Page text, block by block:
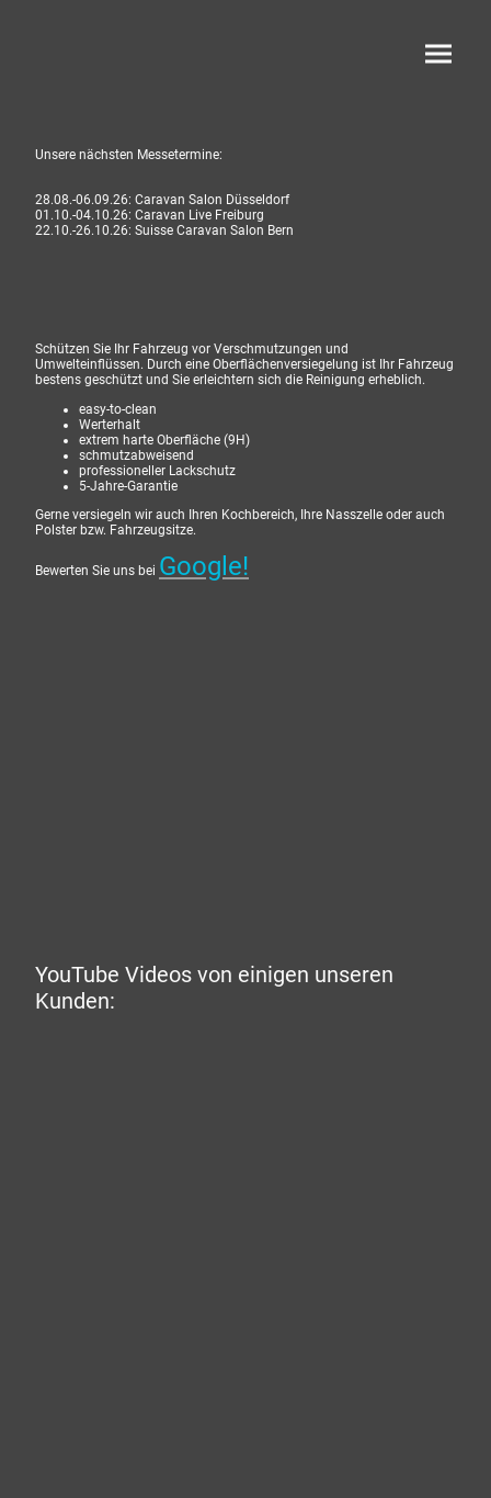
Unsere nächsten Messetermine:
28.08.-06.09.26: Caravan Salon Düsseldorf
01.10.-04.10.26: Caravan Live Freiburg
22.10.-26.10.26: Suisse Caravan Salon Bern
Schützen Sie Ihr Fahrzeug vor Verschmutzungen und
Umwelteinflüssen. Durch eine Oberflächenversiegelung ist Ihr Fahrzeug
bestens geschützt und Sie erleichtern sich die Reinigung erheblich.
easy-to-clean
Werterhalt
extrem harte Oberfläche (9H)
schmutzabweisend
professioneller Lackschutz
5-Jahre-Garantie
Gerne versiegeln wir auch Ihren Kochbereich, Ihre Nasszelle oder auch
Polster bzw. Fahrzeugsitze.
Bewerten Sie uns bei Google!
YouTube Videos von einigen unseren
Kunden: